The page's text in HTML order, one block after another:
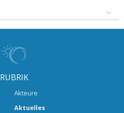
RUBRIK
Akteure
Aktuelles